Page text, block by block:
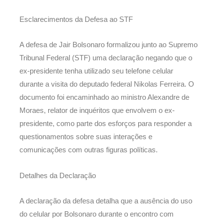
Esclarecimentos da Defesa ao STF
A defesa de Jair Bolsonaro formalizou junto ao Supremo
Tribunal Federal (STF) uma declaração negando que o
ex-presidente tenha utilizado seu telefone celular
durante a visita do deputado federal Nikolas Ferreira. O
documento foi encaminhado ao ministro Alexandre de
Moraes, relator de inquéritos que envolvem o ex-
presidente, como parte dos esforços para responder a
questionamentos sobre suas interações e
comunicações com outras figuras políticas.
Detalhes da Declaração
A declaração da defesa detalha que a ausência do uso
do celular por Bolsonaro durante o encontro com